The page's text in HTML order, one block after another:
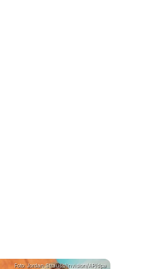
Foto: Jordan Strauss/Invision/AP/dpa